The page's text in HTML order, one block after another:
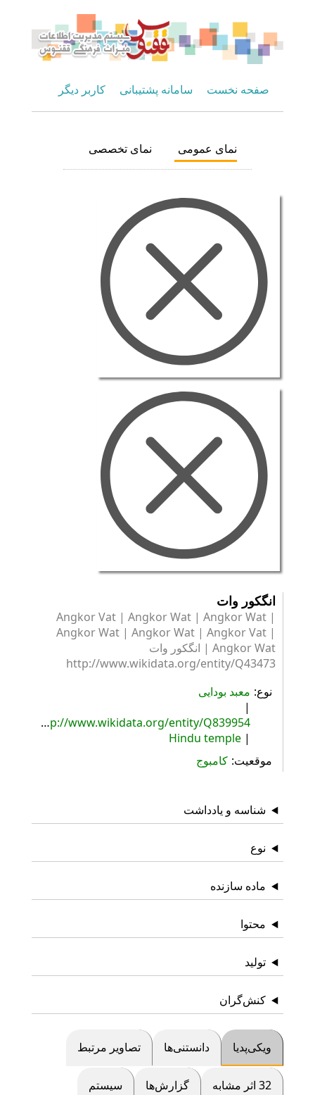
صفحه نخست سامانه پشتیبانی کاربر دیگر
نمای عمومی نمای تخصصی
انگکور وات
Angkor Vat | Angkor Wat | Angkor Wat |
Angkor Wat | Angkor Wat | Angkor Vat |
Angkor Wat | انگکور وات
http://www.wikidata.org/entity/Q43473
نوع معبد بودایی
http://www.wikidata.org/entity/Q839954
Hindu temple
موقعیت کامبوج
شناسه و یادداشت
نوع
ماده سازنده
محتوا
تولید
کنش‌گران
ویکی‌پدیا دانستنی‌ها تصاویر مرتبط
32 اثر مشابه گزارش‌ها سیستم